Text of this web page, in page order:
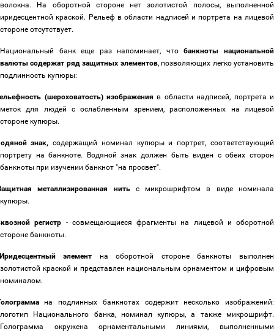
волокна. На оборотной стороне нет золотистой полосы, выполненной
иридесцентной краской. Рельеф в области надписей и портрета на лицевой
стороне отсутствует.
Национальный банк еще раз напоминает, чтобанкноты национальной
валюты содержат ряд защитных элементов, позволяющих легко установить
подлинность купюры:
(шероховатость) изображения в области надписей, портрета и
меток для людей с ослабленным зрением, расположенных на лицевой
стороне купюры.
знак, содержащий номинал купюры и портрет, соответствующий
портрету на банкноте. Водяной знак должен быть виден с обеих сторон
банкноты при изучении банкнот "на просвет".
металлизированная нитьс микрошрифтом в виде номинала
купюры.
регистр - совмещающиеся фрагменты на лицевой и оборотной
стороне банкноты.
элемент на оборотной стороне банкноты выполнен
золотистой краской и представлен национальным орнаментом и цифровым
номиналом.
на подлинных банкнотах содержит несколько изображений:
логотип Национального банка, номинал купюры, а также микрошрифт.
Голограмма окружена орнаментальными линиями, выполненными